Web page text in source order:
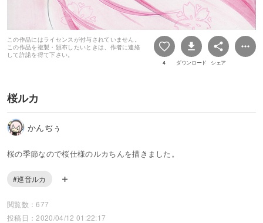
この作品にはライセンスが付与されていません。
この作品を複製・頒布したいときは、作者に連絡
して許諾を得て下さい。
4 ダウンロード シェア
桜ルカ
かんぢぅ
桜の季節なので桜仕様のルカちんを描きました。
#巡音ルカ
閲覧数：677
投稿日：2020/04/12 01:22:17